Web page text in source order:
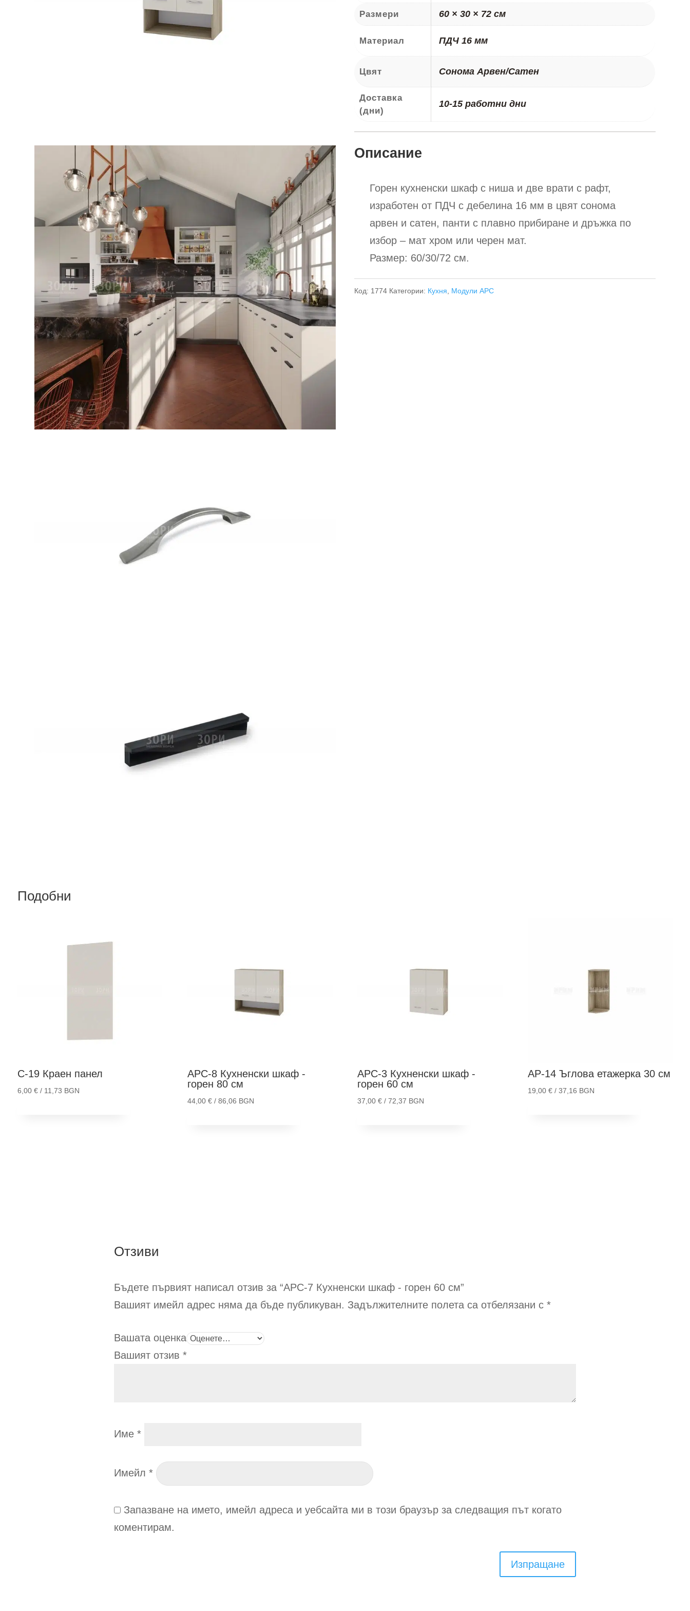
Размери 60 × 30 × 72 см
Материал ПДЧ 16 мм
Цвят Сонома Арвен/Сатен
Доставка
(дни)
10-15 работни дни
Описание
Горен кухненски шкаф с ниша и две врати с рафт,
изработен от ПДЧ с дебелина 16 мм в цвят сонома
арвен и сатен, панти с плавно прибиране и дръжка по
избор – мат хром или черен мат.
Размер: 60/30/72 см.
Код: 1774 Категории: Кухня Модули АРС
Подобни
С-19Краен панел
6,00 € / 11,73 BGN
АРС-8Кухненски шкаф -
горен 80 см
44,00 € / 86,06 BGN
АРС-3 Кухненски шкаф -
горен 60 см
37,00€ / 72,37 BGN
АР-14Ъглова етажерка 30 см
19,00 € / 37,16 BGN
Отзиви
Бъдете първият написал отзив за “АРС-7 Кухненски шкаф - горен 60 см”
Вашият имейл адрес няма да бъде публикуван. Задължителните полета са отбелязани с *
Вашата оценка
Вашият отзив *
Име *
Имейл *
Запазване на името, имейл адреса и уебсайта ми в този браузър за следващия път когато
коментирам.
Изпращане